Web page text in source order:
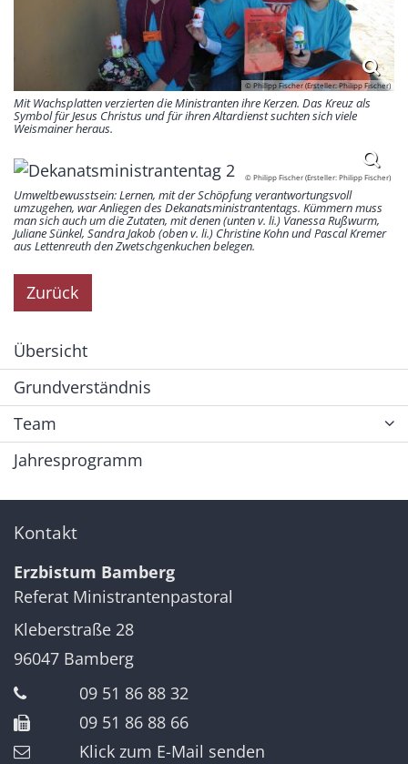
© Philipp Fischer (Ersteller: Philipp Fischer)
Mit Wachsplatten verzierten die Ministranten ihre Kerzen. Das Kreuz als
Symbol für Jesus Christus und für ihren Altardienst suchten sich viele
Weismainer heraus.
© Philipp Fischer (Ersteller: Philipp Fischer)
Umweltbewusstsein: Lernen, mit der Schöpfung verantwortungsvoll
umzugehen, war Anliegen des Dekanatsministrantentags. Kümmern muss
man sich auch um die Zutaten, mit denen (unten v. li.) Vanessa Rußwurm,
Juliane Sünkel, Sandra Jakob (oben v. li.) Christine Kohn und Pascal Kremer
aus Lettenreuth den Zwetschgenkuchen belegen.
Zurück
Übersicht
Grundverständnis
Team
Jahresprogramm
Kontakt
Erzbistum Bamberg
Referat Ministrantenpastoral
Kleberstraße 28
96047 Bamberg
09 51 86 88 32
09 51 86 88 66
Klick zum E-Mail senden